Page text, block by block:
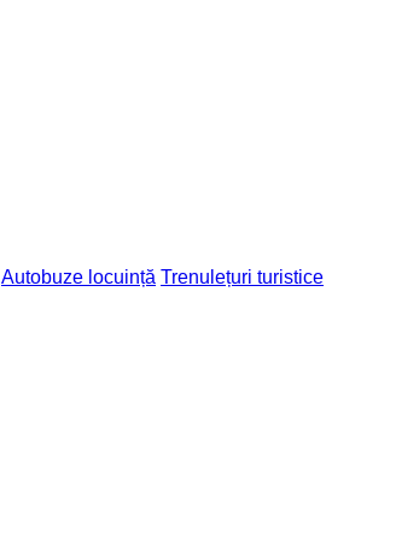
Autobuze locuință Trenulețuri turistice